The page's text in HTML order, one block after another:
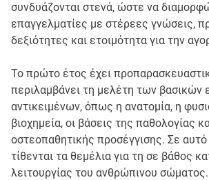
συνδυάζονται στενά, ώστε να
επαγγελματίες με στέρεες γνώσεις,
δεξιότητες και ετοιμότητα για την
Το πρώτο έτος έχει
περιλαμβάνει τη μελέτη των βασικών
αντικειμένων, όπως η ανατομία, η
βιοχημεία, οι βάσεις της παθολογίας
οστεοπαθητικής προσέγγισης. Σε αυτό
τίθενται τα θεμέλια για τη σε βάθος
λειτουργίας του ανθρώπινου σώματος.